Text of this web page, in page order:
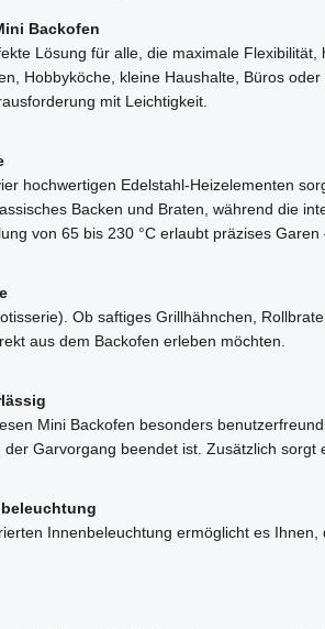
Backofen
Lösung für alle, die maximale
Hobbyköche, kleine Haushalte, Büros
mit Leichtigkeit.
hochwertigen Edelstahl-Heizelementen
Backen und Braten, während die
von 65 bis 230 °C erlaubt präzises
Ob saftiges Grillhähnchen,
aus dem Backofen erleben möchten.
Mini Backofen besonders
Garvorgang beendet ist. Zusätzlich
Innenbeleuchtung ermöglicht es